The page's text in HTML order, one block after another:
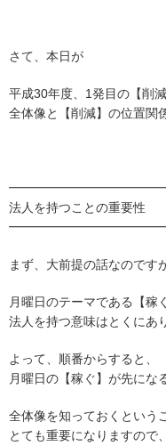
さて、本日が
平成30年度、1発目の【削
全体像と【削減】の位置関
法人を持つことの重要性
まず、大前提の話なのです
月曜日のテーマである【稼
法人を持つ意味はとくにあ
よって、順番からすると、
月曜日の【稼ぐ】が先にな
全体像を知っておくという
とても重要になりますので、